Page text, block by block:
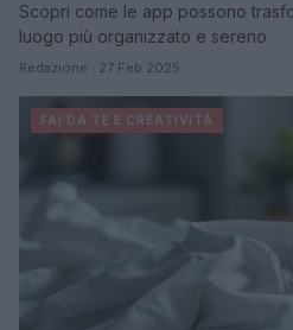
Scopri come le app possono
luogo più organizzato e sereno
Redazione · 27 Feb 2025
FAI DA TE E CREATIVITÀ